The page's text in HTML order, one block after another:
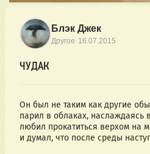
Блэк Джек
Другое · 16.07.2015
ЧУДАК
Он был не таким как другие
парил в облаках, наслаждаясь
любил прокатиться верхом на
и думал, что после среды